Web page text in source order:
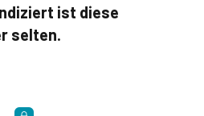
ist diese
selten.